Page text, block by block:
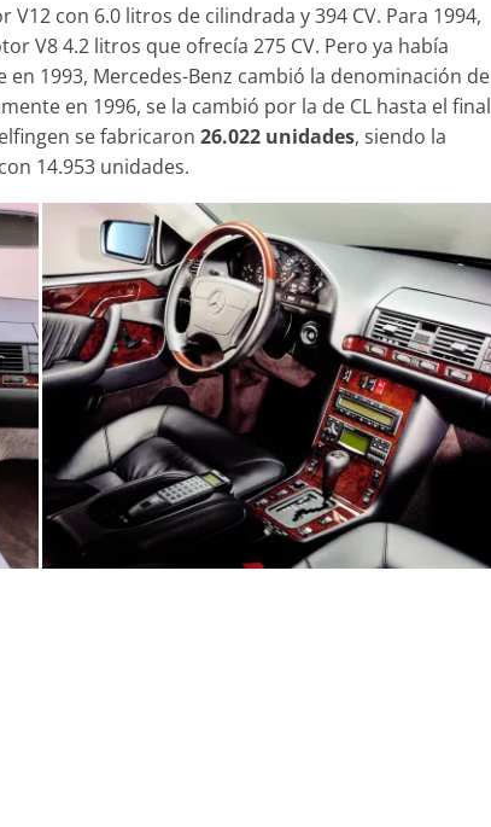
V12 con 6.0 litros de cilindrada y 394 CV. Para 1994,
V8 4.2 litros que ofrecía 275 CV. Pero ya había
1993, Mercedes-Benz cambió la denominación de
en 1996, se la cambió por la de CL hasta el final
se fabricaron 26.022 unidades, siendo la
14.953 unidades.